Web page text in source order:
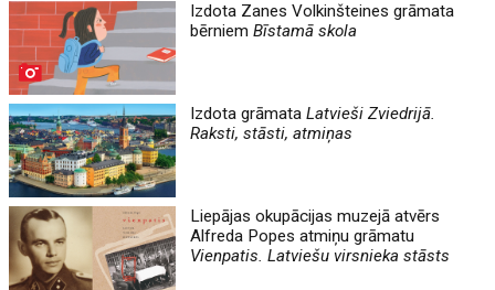
Izdota Zanes Volkinšteines grāmata
bērniemBīstamā skola
Izdota grāmataLatvieši Zviedrijā.
Raksti, stāsti, atmiņas
Liepājas okupācijas muzejā atvērs
Alfreda Popes atmiņu grāmatu
Vienpatis. Latviešu virsnieka stāsts